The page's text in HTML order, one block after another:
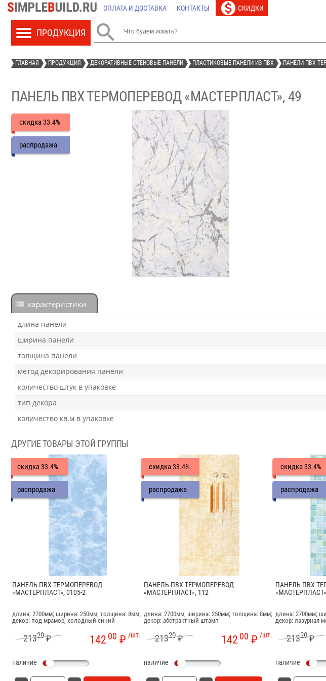
ОПЛАТА И ДОСТАВКА КОНТАКТЫ СКИДКИ

ГЛАВНАЯ ПРОДУКЦИЯ ДЕКОРАТИВНЫЕ СТЕНОВЫЕ ПАНЕЛИ ПЛАСТИКОВЫЕ ПАНЕЛИ ИЗ ПВХ ПАНЕЛИ ПВХ
ПАНЕЛЬ ПВХ ТЕРМОПЕРЕВОД «МАСТЕРПЛАСТ», 49
скидка33.4%
распродажа
характеристики
длина панели
ширина панели
толщина панели
метод декорирования панели
количество штук в упаковке
тип декора
количество кв.м в упаковке
ДРУГИЕ ТОВАРЫ ЭТОЙ ГРУППЫ
скидка33.4%
распродажа
ПАНЕЛЬ ПВХ ТЕРМОПЕРЕВОД
«МАСТЕРПЛАСТ», 0105-2
длина: 2700мм; ширина: 250мм; толщина: 8мм;
декор: под мрамор, холодный синий
21320₽ /шт.
142 00 ₽
наличие
скидка33.4%
распродажа
ПАНЕЛЬ ПВХ ТЕРМОПЕРЕВОД
«МАСТЕРПЛАСТ», 112
длина: 2700мм; ширина: 250мм; толщина: 8мм;
декор: абстрактный штамп
21320₽ /шт.
142 00 ₽
наличие
скидка33.4%
распродажа
ПАНЕЛЬ ПВХ
длина: 2700мм;
декор: лазурная
21320₽
наличие